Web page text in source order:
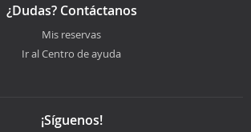
¿Dudas? Contáctanos
Mis reservas
Ir al Centro de ayuda
¡Síguenos!